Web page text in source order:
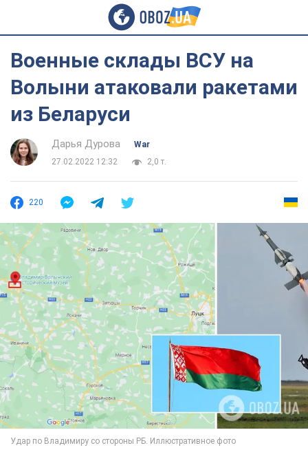
Военные склады ВСУ на
Волыни атаковали ракетами
из Беларуси
Дарья Дурова
War
27.02.2022 12:32
2,0 т.
220